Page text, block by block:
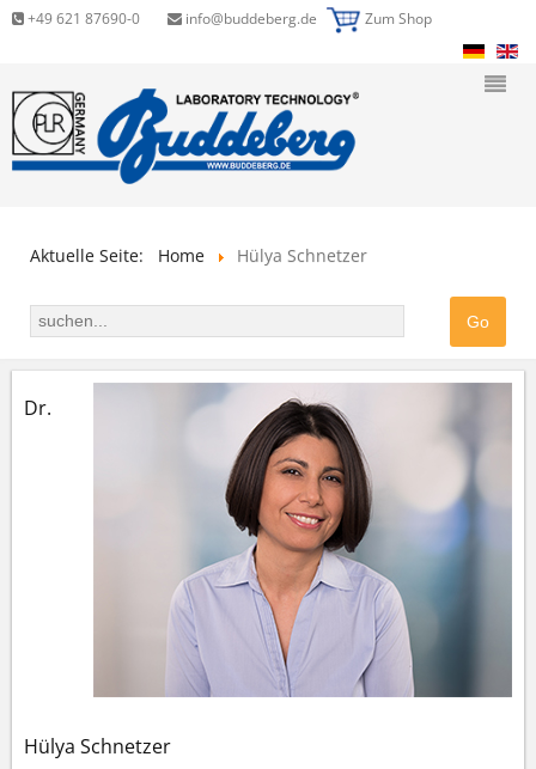
+49 621 87690-0 info@buddeberg.de Zum Shop
Aktuelle Seite: Home Hülya Schnetzer
Dr.
Hülya Schnetzer